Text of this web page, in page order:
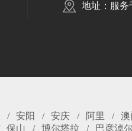
地址：服务
安阳 安庆 阿里
澳
保山 博尔塔拉
巴彦淖